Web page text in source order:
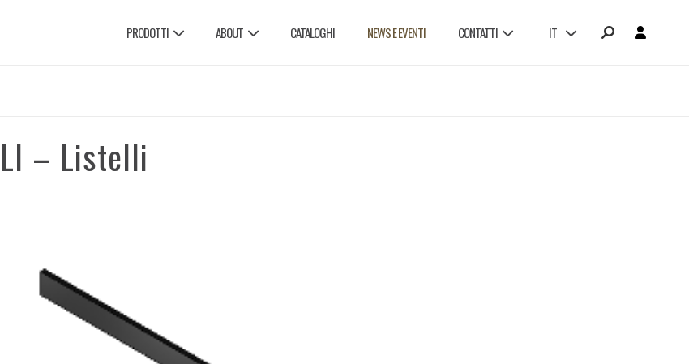
PRODOTTI ABOUT CATALOGHI NEWS E EVENTI CONTATTI IT
LI – Listelli